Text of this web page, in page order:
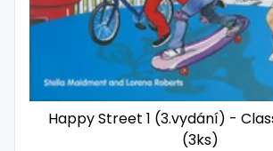
Happy Street 1 (3.vydání) -
(3ks)